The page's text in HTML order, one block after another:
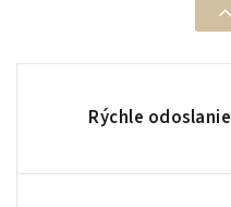
Rýchle odoslanie